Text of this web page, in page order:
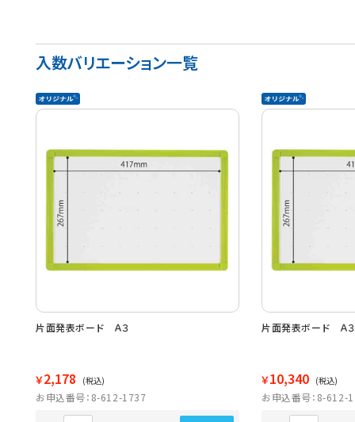
入数バリエーション一覧
片面発表ボード Ａ３
￥2,178 (税込)
お申込番号：8-612-1737
片面発表ボード Ａ３
￥10,340 (税込)
お申込番号：8-612-